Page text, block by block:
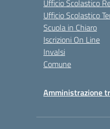
Ufficio Scolastico
Ufficio Scolastico
Scuola in Chiaro
Iscrizioni On Line
Invalsi
Comune
Amministrazione